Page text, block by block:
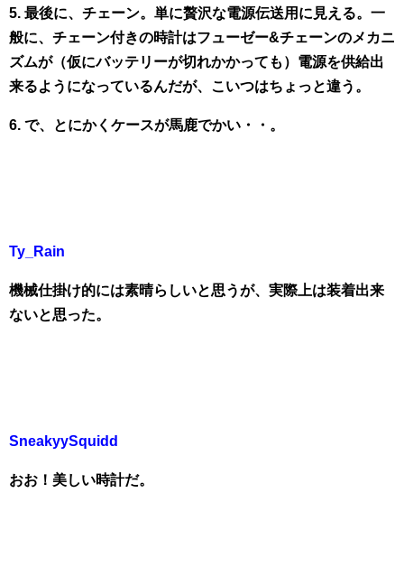
5. 最後に、チェーン。単に贅沢な電源伝送用に見える。一
般に、チェーン付きの時計はフューゼー&チェーンのメカニ
ズムが（仮にバッテリーが切れかかっても）電源を供給出
来るようになっているんだが、こいつはちょっと違う。
6. で、とにかくケースが馬鹿でかい・・。
Ty_Rain
機械仕掛け的には素晴らしいと思うが、実際上は装着出来
ないと思った。
SneakyySquidd
おお！美しい時計だ。